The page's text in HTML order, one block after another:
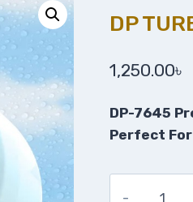
DP
1,250.00৳
DP-7645
Perfect